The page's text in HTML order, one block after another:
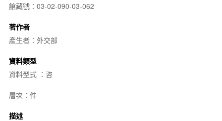
館藏號：03-02-090-03-062
著作者
產生者：外交部
資料類型
資料型式 ：咨
層次：件
描述